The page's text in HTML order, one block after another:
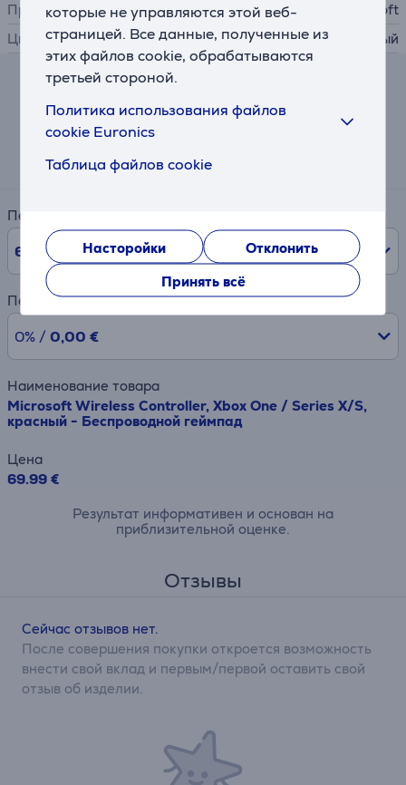
которые не управляются этой веб-
страницей. Все данные, полученные из
этих файлов cookie, обрабатываются
третьей стороной.
Политика использования файлов
cookie Euronics
Таблица файлов cookie
Насторойки
Отклонить
Принять всё
Производитель
Microsoft
Цвет
красный
Примерный размер ежемесячного платежа
13 €
Период
6 мес.
Первый взнос
0% / 0,00 €
Наименование товара
Microsoft Wireless Controller, Xbox One / Series X/S,
красный - Беспроводной геймпад
Цена
69.99 €
Результат информативен и основан на
приблизительной оценке.
Отзывы
Сейчас отзывов нет.
После совершения покупки откроется возможность
внести свой вклад и первым/первой оставить свой
отзыв об изделии.